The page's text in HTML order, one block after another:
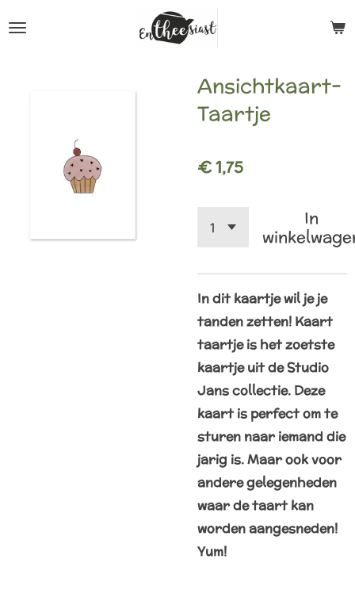
Ansichtkaart-
Taartje
€ 1,75
In
In dit kaartje wil je je
tanden zetten! Kaart
taartje is het zoetste
kaartje uit de Studio
Jans collectie. Deze
kaart is perfect om te
sturen naar iemand die
jarig is. Maar ook voor
andere gelegenheden
waar de taart kan
worden aangesneden!
Yum!